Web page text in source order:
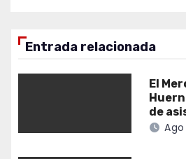
Entrada relacionada
El
de